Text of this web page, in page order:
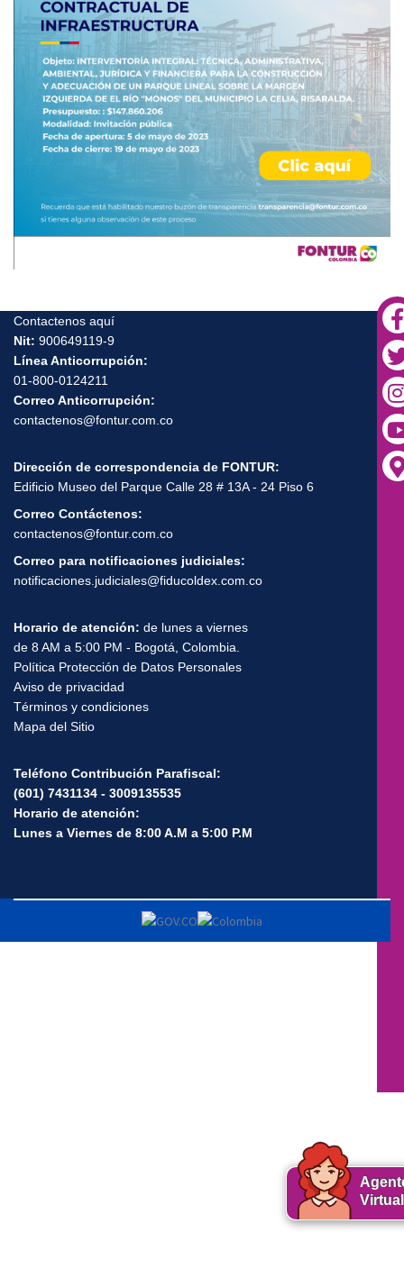
Contactenos aquí
Nit: 900649119-9
Línea Anticorrupción:
01-800-0124211
Correo Anticorrupción:
contactenos@fontur.com.co
Dirección de correspondencia de FONTUR:
Edificio Museo del Parque Calle 28 # 13A - 24 Piso 6
Correo Contáctenos:
contactenos@fontur.com.co
Correo para notificaciones judiciales:
notificaciones.judiciales@fiducoldex.com.co
Horario de atención: de lunes a viernes
de 8 AM a 5:00 PM - Bogotá, Colombia.
Política Protección de Datos Personales
Aviso de privacidad
Términos y condiciones
Mapa del Sitio
Teléfono Contribución Parafiscal:
(601) 7431134 - 3009135535
Horario de atención:
Lunes a Viernes de 8:00 A.M a 5:00 P.M
Virtual